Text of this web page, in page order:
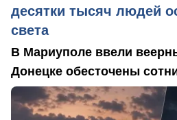
десятки тысяч людей
света
В Мариуполе ввели
Донецке обесточены